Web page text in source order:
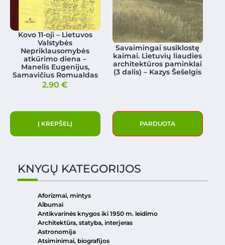
Kovo 11-oji – Lietuvos
Valstybės
Nepriklausomybės
atkūrimo diena –
Manelis Eugenijus,
Samavičius Romualdas
2.90€
Į KREPŠELĮ
Savaimingai susiklostę
kaimai. Lietuvių liaudies
architektūros paminklai
(3 dalis) – Kazys Šešelgis
PARDUOTA
KNYGŲ KATEGORIJOS
Aforizmai, mintys
Albumai
Antikvarinės knygos iki 1950 m. leidimo
Architektūra, statyba, interjeras
Astronomija
Atsiminimai, biografijos